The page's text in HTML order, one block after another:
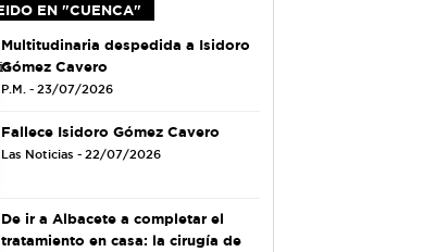
EN "CUENCA"
Multitudinaria despedida a Isidoro
Gómez Cavero
P.M. - 23/07/2026
Fallece Isidoro Gómez Cavero
Las Noticias - 22/07/2026
De ir a Albacete a completar el
tratamiento en casa: la cirugía de